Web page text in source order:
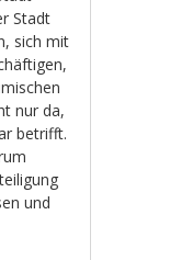
Stadt
sich mit
nur da,
betrifft.
und